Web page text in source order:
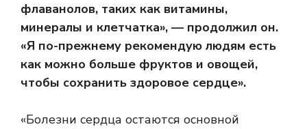
флаванолов, таких как витамины,
минералы и клетчатка», — продолжил он.
«Я по-прежнему рекомендую людям есть
как можно больше фруктов и овощей,
чтобы сохранить здоровое сердце».
«Болезни сердца остаются основной